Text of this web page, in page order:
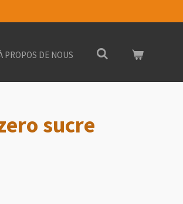
PROPOS DE NOUS
sucre